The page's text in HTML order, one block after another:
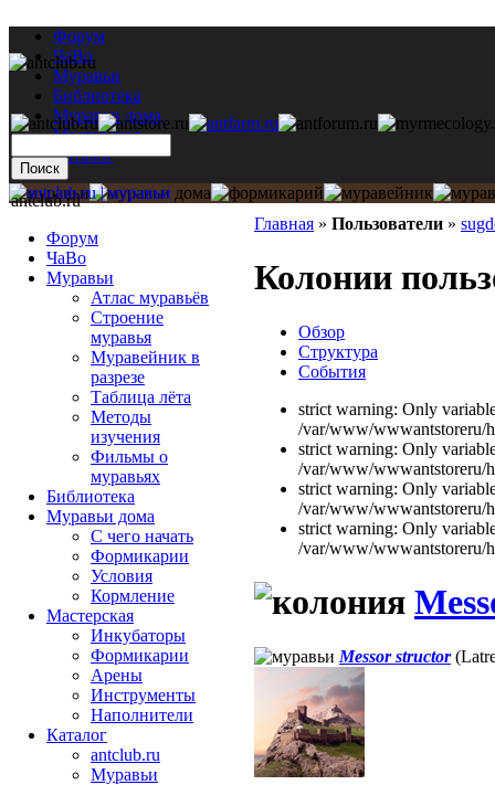
Форум
ЧаВо
Муравьи
Библиотека
Муравьи дома
Мастерская
Каталог
Главная » Пользователи »
Колонии
Обзор
Структура
События
strict warning: Only
/var/www/wwwantstoreru/
strict warning: Only
/var/www/wwwantstoreru/
strict warning: Only
/var/www/wwwantstoreru/
strict warning: Only
/var/www/wwwantstoreru/
Messor structor
antclub.ru
Форум
ЧаВо
Муравьи
Атлас муравьёв
Строение
муравья
Муравейник в
разрезе
Таблица лёта
Методы
изучения
Фильмы о
муравьях
Библиотека
Муравьи дома
С чего начать
Формикарии
Условия
Кормление
Мастерская
Инкубаторы
Формикарии
Арены
Инструменты
Наполнители
Каталог
antclub.ru
Муравьи